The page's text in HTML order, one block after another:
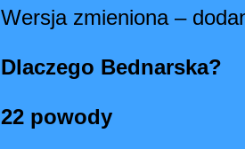
Wersja zmieniona –
Dlaczego Bednarska?
22 powody